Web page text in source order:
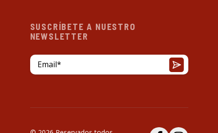
SUSCRÍBETE A NUESTRO
NEWSLETTER